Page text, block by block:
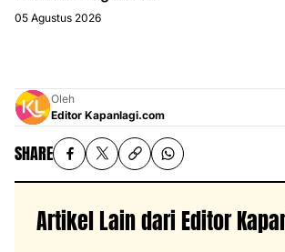
05 Agustus 2026
Oleh
Editor Kapanlagi.com
SHARE
Artikel Lain dari Editor